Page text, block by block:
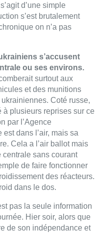
d’une simple
s’est brutalement
on n’a pas
s’accusent
ou ses environs.
surtout aux
et des munitions
Coté russe,
à plusieurs reprises sur ce
par l’Agence
est dans l’air, mais sa
Cela a l’air ballot mais
centrale sans courant
de faire fonctionner
des réacteurs.
dans le dos.
pas la seule information
Hier soir, alors que
de son indépendance et